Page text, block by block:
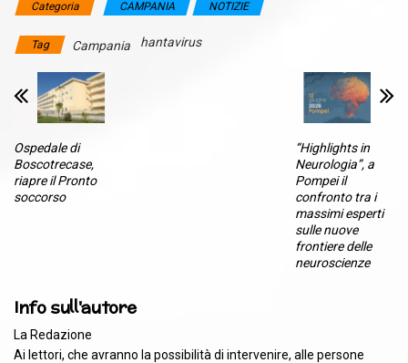
Categoria CAMPANIA NOTIZIE
Tag Campania hantavirus
Ospedale di
Boscotrecase,
riapre il Pronto
soccorso
“Highlights in
Neurologia”, a
Pompei il
confronto tra i
massimi esperti
sulle nuove
frontiere delle
neuroscienze
Info sull'autore
La Redazione
Ai lettori, che avranno la possibilità di intervenire, alle persone